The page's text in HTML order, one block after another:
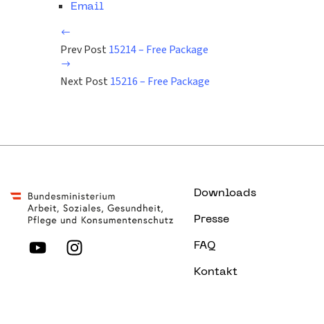
Email
Prev Post 15214 – Free Package
Next Post 15216 – Free Package
Downloads
Presse
FAQ
Kontakt